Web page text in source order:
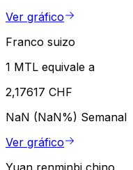
Ver gráfico
Franco suizo
1 MTL equivale a
2,17617 CHF
NaN (NaN%) Semanal
Ver gráfico